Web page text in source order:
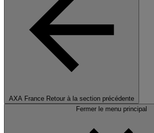
AXA France Retour à la section précédente
Fermer le menu principal